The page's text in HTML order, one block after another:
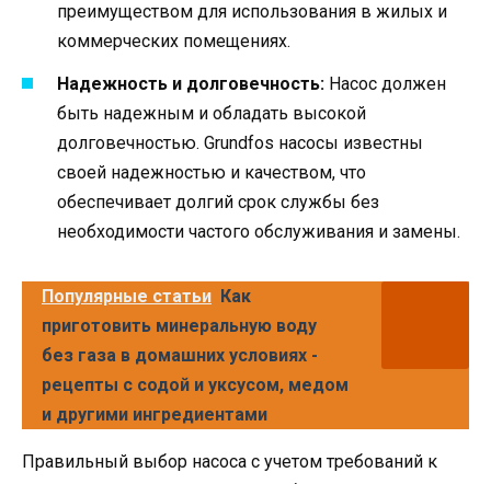
преимуществом для использования в жилых и
коммерческих помещениях.
Надежность и долговечность: Насос должен
быть надежным и обладать высокой
долговечностью. Grundfos насосы известны
своей надежностью и качеством, что
обеспечивает долгий срок службы без
необходимости частого обслуживания и замены.
Популярные статьи Как
приготовить минеральную воду
без газа в домашних условиях -
рецепты с содой и уксусом, медом
и другими ингредиентами
Правильный выбор насоса с учетом требований к